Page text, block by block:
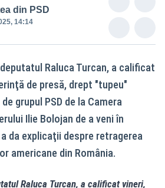
din PSD
14:14
Raluca Turcan, a calificat
de presă, drept "tupeu"
grupul PSD de la Camera
Ilie Bolojan de a veni în
da explicaţii despre retragerea
americane din România.
Raluca Turcan, a calificat vineri,